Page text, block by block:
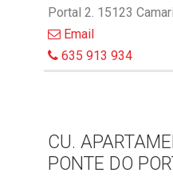
Portal 2. 15123
Email
635 913 934
CU.
PONTE DO